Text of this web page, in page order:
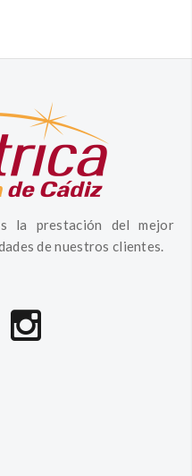
la prestación del mejor
de nuestros clientes.